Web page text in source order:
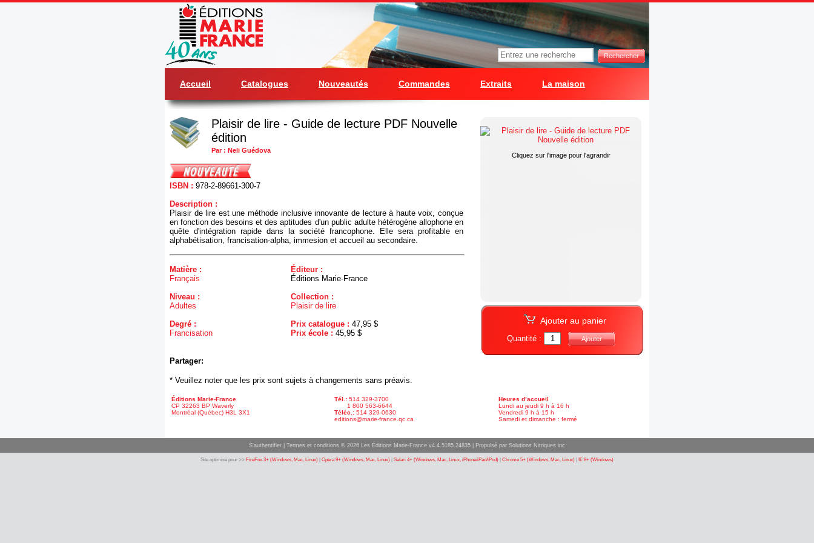
Rechercher
Accueil Catalogues Nouveautés Commandes Extraits La maison
Plaisir de lire - Guide de lecture PDF Nouvelle
édition
Par : Neli Guédova
ISBN : 978-2-89661-300-7
Description :
Plaisir de lire est une méthode inclusive innovante de lecture à haute voix, conçue
en fonction des besoins et des aptitudes d'un public adulte hétérogène allophone en
quête d'intégration rapide dans la société francophone. Elle sera profitable en
alphabétisation, francisation-alpha, immesion et accueil au secondaire.
Matière :
Français
Niveau :
Adultes
Degré :
Francisation
Éditeur :
Éditions Marie-France
Collection :
Plaisir de lire
Prix catalogue : 47,95 $
Prix école : 45,95 $
Cliquez sur l'image pour l'agrandir
Ajouter au panier
Quantité : Ajouter
Partager:
* Veuillez noter que les prix sont sujets à changements sans préavis.
Éditions Marie-France
CP 32263 BP Waverly
Montréal (Québec) H3L 3X1
Tél.: 514 329-3700
1 800 563-6644
Téléc.: 514 329-0630
editions@marie-france.qc.ca
Heures d’accueil
Lundi au jeudi 9 h à 16 h
Vendredi 9 h à 15 h
Samedi et dimanche : fermé
S'authentifier Termes et conditions © 2026 Les Éditions Marie-France v4.4.5185.24835 | Propulsé par Solutions Nitriques inc
Site optimisé pour >> FireFox 3+ (Windows, Mac, Linux) Opera 9+ (Windows, Mac, Linux) Safari 4+ (Windows, Mac, Linux, iPhone/iPad/iPod) Chrome 5+ (Windows, Mac, Linux) IE 8+ (Windows)